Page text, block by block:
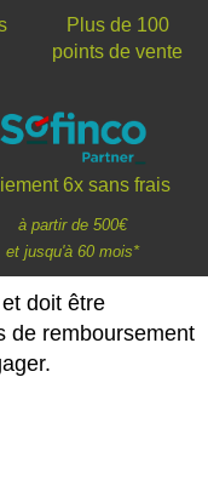
Plus de 100
points de vente
6x sans frais
à partir de 500€
et jusqu'à 60 mois*
doit être
de remboursement